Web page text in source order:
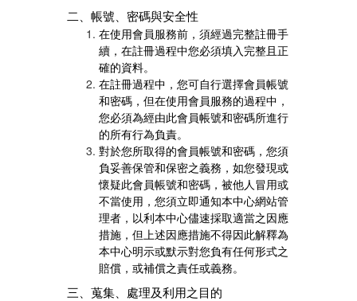
二、帳號、密碼與安全性
在使用會員服務前，須經過完整註冊手
續，在註冊過程中您必須填入完整且正
確的資料。
在註冊過程中，您可自行選擇會員帳號
和密碼，但在使用會員服務的過程中，
您必須為經由此會員帳號和密碼所進行
的所有行為負責。
對於您所取得的會員帳號和密碼，您須
負妥善保管和保密之義務，如您發現或
懷疑此會員帳號和密碼，被他人冒用或
不當使用，您須立即通知本中心網站管
理者，以利本中心儘速採取適當之因應
措施，但上述因應措施不得因此解釋為
本中心明示或默示對您負有任何形式之
賠償，或補償之責任或義務。
三、蒐集、處理及利用之目的